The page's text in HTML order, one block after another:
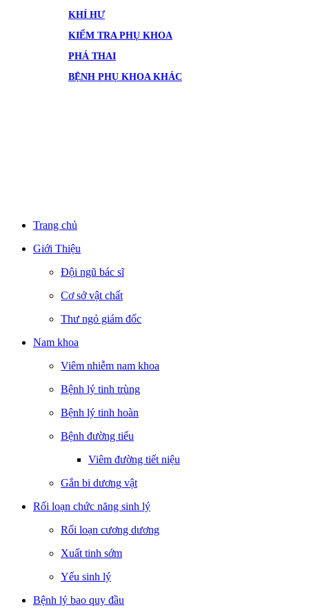
KHÍ HƯ
KIỂM TRA PHỤ KHOA
PHÁ THAI
BỆNH PHỤ KHOA KHÁC
Trang chủ
Giới Thiệu
Đội ngũ bác sĩ
Cơ sở vật chất
Thư ngỏ giám đốc
Nam khoa
Viêm nhiễm nam khoa
Bệnh lý tinh trùng
Bệnh lý tinh hoàn
Bệnh đường tiểu
Viêm đường tiết niệu
Gắn bi dương vật
Rối loạn chức năng sinh lý
Rối loạn cương dương
Xuất tinh sớm
Yếu sinh lý
Bệnh lý bao quy đầu